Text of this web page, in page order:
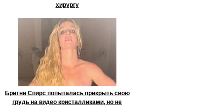
хирургу
Бритни Спирс попыталась прикрыть свою
грудь на видео кристалликами, но не